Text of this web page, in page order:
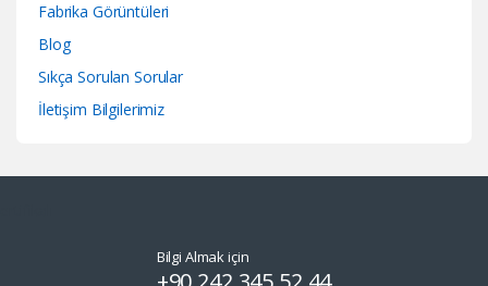
Fabrika Görüntüleri
Blog
Sıkça Sorulan Sorular
İletişim Bilgilerimiz
Bilgi Almak için